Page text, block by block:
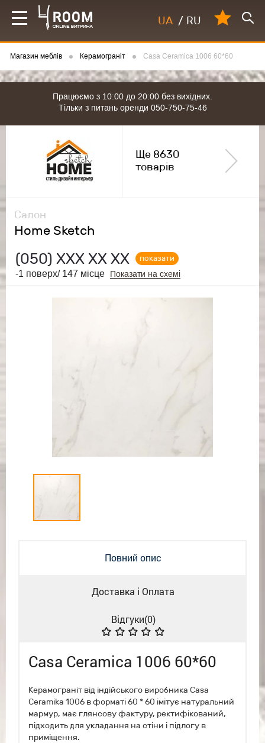
UA / RU
Магазин меблів Керамограніт Casa Ceramica 1006 60*60
Працюємо з 10:00 до 20:00 без вихідних.
Тільки з питань оренди 050-750-75-46
Салон
Home Sketch
(050) ХХХ ХХ ХХ
показати
-1 поверх/ 147 місце
Показати на схемі
Ще 8630
товарів
Повний опис
Доставка і Оплата
Відгуки(0)
Casa Ceramica 1006 60*60
Керамограніт від індійського виробника Casa
Ceramika 1006 в форматі 60 * 60 імітує натуральний
мармур, має глянсову фактуру, ректифікований,
підходить для укладання на стіни і підлогу в
приміщення.